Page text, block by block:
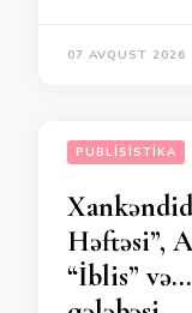
07 AVQUST 2026
PUBLISISTIKA
Həftəsi”,
“İblis”